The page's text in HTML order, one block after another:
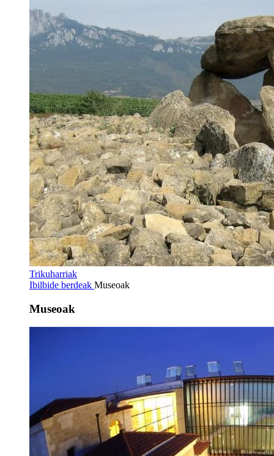
Trikuharriak
Ibilbide berdeak Museoak
Museoak